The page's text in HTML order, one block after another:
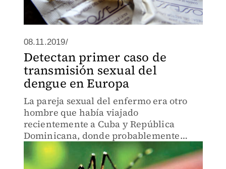
08.11.2019/
Detectan primer caso de
transmisión sexual del
dengue en Europa
La pareja sexual del enfermo era otro
hombre que había viajado
recientemente a Cuba y República
Dominicana, donde probablemente
contrajo la enfermedad.